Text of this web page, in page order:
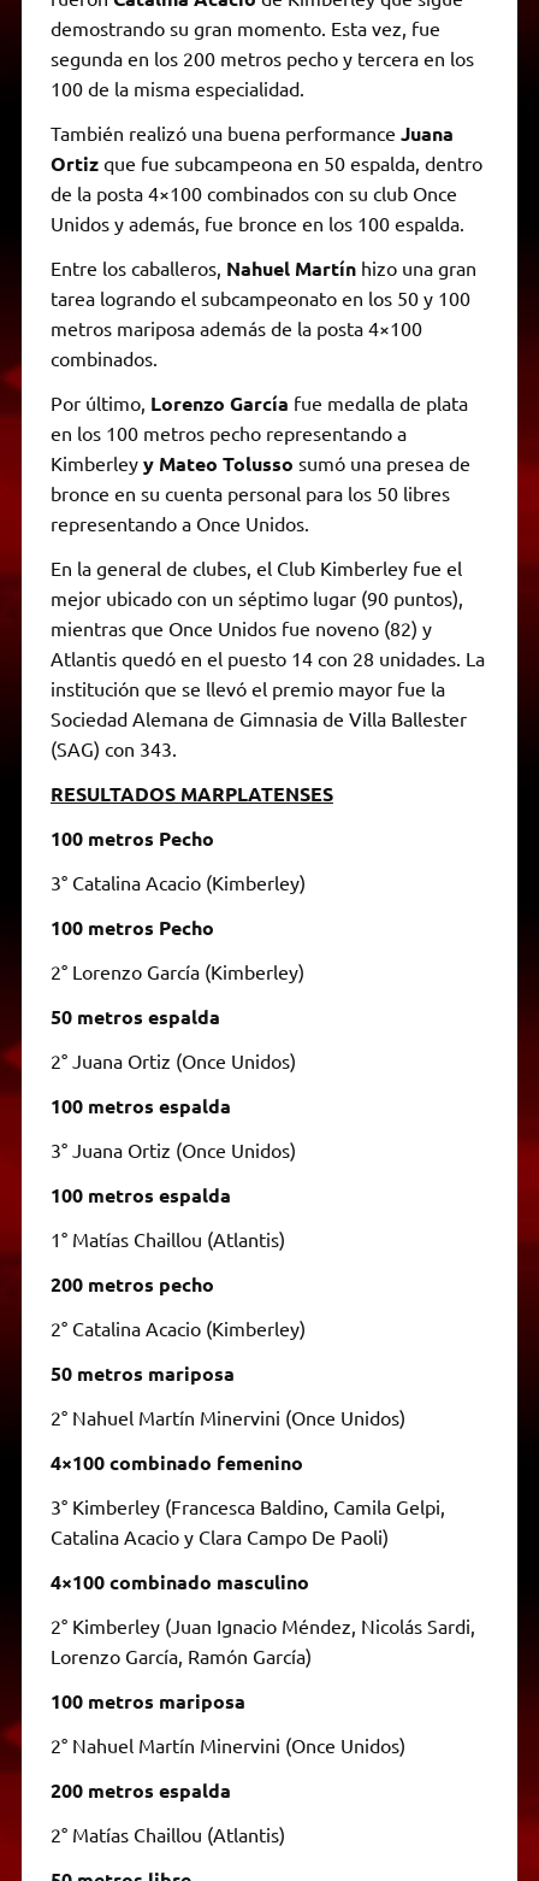
demostrando su gran momento. Esta vez, fue
segunda en los 200 metros pecho y tercera en los
100 de la misma especialidad.
También realizó una buena performance Juana
Ortiz que fue subcampeona en 50 espalda, dentro
de la posta 4×100 combinados con su club Once
Unidos y además, fue bronce en los 100 espalda.
Entre los caballeros, Nahuel Martín hizo una gran
tarea logrando el subcampeonato en los 50 y 100
metros mariposa además de la posta 4×100
combinados.
Por último, Lorenzo García fue medalla de plata
en los 100 metros pecho representando a
Kimberley y Mateo Tolusso sumó una presea de
bronce en su cuenta personal para los 50 libres
representando a Once Unidos.
En la general de clubes, el Club Kimberley fue el
mejor ubicado con un séptimo lugar (90 puntos),
mientras que Once Unidos fue noveno (82) y
Atlantis quedó en el puesto 14 con 28 unidades. La
institución que se llevó el premio mayor fue la
Sociedad Alemana de Gimnasia de Villa Ballester
(SAG) con 343.
RESULTADOS MARPLATENSES
100 metros Pecho
3° Catalina Acacio (Kimberley)
100 metros Pecho
2° Lorenzo García (Kimberley)
50 metros espalda
2° Juana Ortiz (Once Unidos)
100 metros espalda
3° Juana Ortiz (Once Unidos)
100 metros espalda
1° Matías Chaillou (Atlantis)
200 metros pecho
2° Catalina Acacio (Kimberley)
50 metros mariposa
2° Nahuel Martín Minervini (Once Unidos)
4×100 combinado femenino
3° Kimberley (Francesca Baldino, Camila Gelpi,
Catalina Acacio y Clara Campo De Paoli)
4×100 combinado masculino
2° Kimberley (Juan Ignacio Méndez, Nicolás Sardi,
Lorenzo García, Ramón García)
100 metros mariposa
2° Nahuel Martín Minervini (Once Unidos)
200 metros espalda
2° Matías Chaillou (Atlantis)